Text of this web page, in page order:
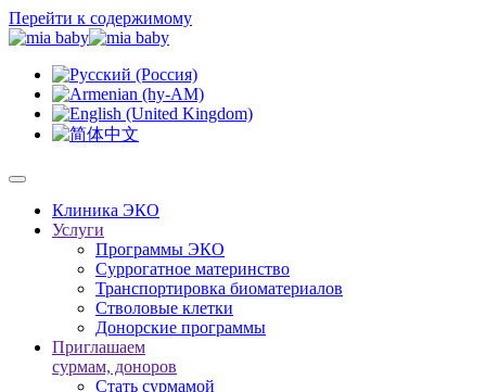
Перейти к содержимому
Клиника ЭКО
Услуги
Программы ЭКО
Суррогатное материнство
Транспортировка биоматериалов
Стволовые клетки
Донорские программы
Приглашаем
сурмам, доноров
Стать сурмамой